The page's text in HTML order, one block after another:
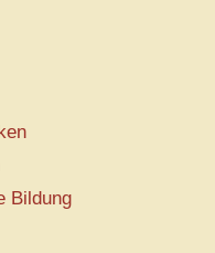
Bildung